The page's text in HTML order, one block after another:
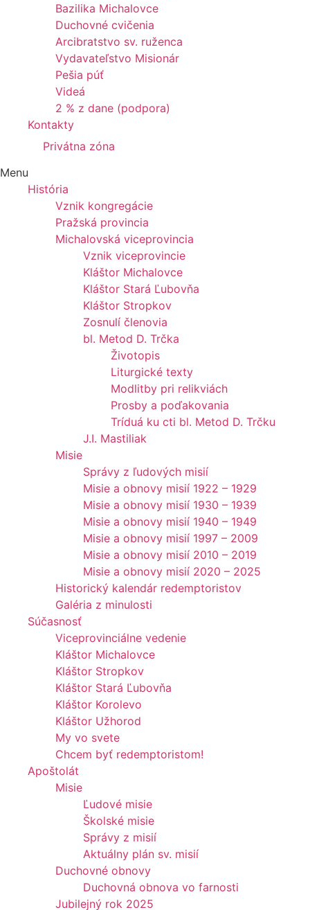
Bazilika Michalovce
Duchovné cvičenia
Arcibratstvo sv. ruženca
Vydavateľstvo Misionár
Pešia púť
Videá
2 % z dane (podpora)
Kontakty
Privátna zóna
Menu
História
Vznik kongregácie
Pražská provincia
Michalovská viceprovincia
Vznik viceprovincie
Kláštor Michalovce
Kláštor Stará Ľubovňa
Kláštor Stropkov
Zosnulí členovia
bl. Metod D. Trčka
Životopis
Liturgické texty
Modlitby pri relikviách
Prosby a poďakovania
Tríduá ku cti bl. Metod D. Trčku
J.I. Mastiliak
Misie
Správy z ľudových misií
Misie a obnovy misií 1922 – 1929
Misie a obnovy misií 1930 – 1939
Misie a obnovy misií 1940 – 1949
Misie a obnovy misií 1997 – 2009
Misie a obnovy misií 2010 – 2019
Misie a obnovy misií 2020 – 2025
Historický kalendár redemptoristov
Galéria z minulosti
Súčasnosť
Viceprovinciálne vedenie
Kláštor Michalovce
Kláštor Stropkov
Kláštor Stará Ľubovňa
Kláštor Korolevo
Kláštor Užhorod
My vo svete
Chcem byť redemptoristom!
Apoštolát
Misie
Ľudové misie
Školské misie
Správy z misií
Aktuálny plán sv. misií
Duchovné obnovy
Duchovná obnova vo farnosti
Jubilejný rok 2025